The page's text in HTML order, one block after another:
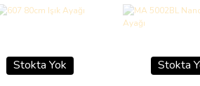
Stokta Yok Stokta